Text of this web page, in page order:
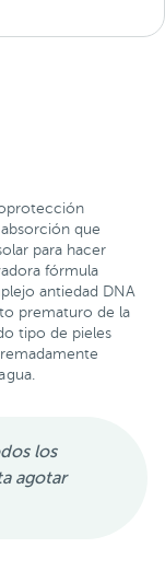
que
para hacer
fórmula
antiedad DNA
prematuro de la
tipo de pieles
los
agotar